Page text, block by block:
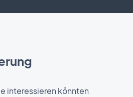
interessieren könnten